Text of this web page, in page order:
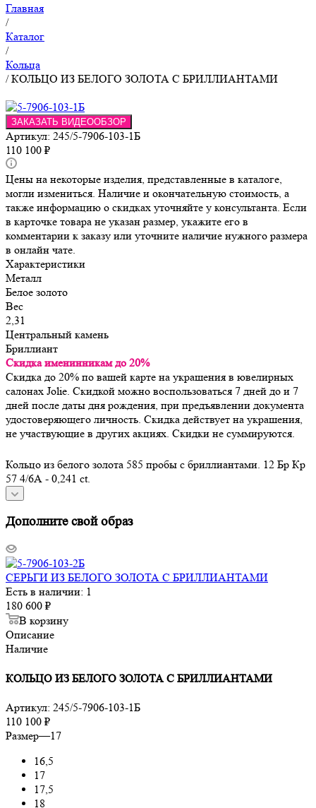
Главная
/
Каталог
/
Кольца
/КОЛЬЦО ИЗ БЕЛОГО ЗОЛОТА С БРИЛЛИАНТАМИ
ЗАКАЗАТЬ ВИДЕООБЗОР
Артикул: 245/5-7906-103-1Б
110 100 ₽
Цены на некоторые изделия, представленные в каталоге,
могли измениться. Наличие и окончательную стоимость, а
также информацию о скидках уточняйте у консультанта. Если
в карточке товара не указан размер, укажите его в
комментарии к заказу или уточните наличие нужного размера
в онлайн чате.
Характеристики
Металл
Белое золото
Вес
2,31
Центральный камень
Бриллиант
Скидка именинникам до 20%
Скидка до 20% по вашей карте на украшения в ювелирных
салонах Jolie. Скидкой можно воспользоваться 7 дней до и 7
дней после даты дня рождения, при предъявлении документа
удостоверяющего личность. Скидка действует на украшения,
не участвующие в других акциях. Скидки не суммируются.
Кольцо из белого золота 585 пробы с бриллиантами. 12 Бр Кр
57 4/6А - 0,241 ct.
Дополните свой образ
СЕРЬГИ ИЗ БЕЛОГО ЗОЛОТА С БРИЛЛИАНТАМИ
Есть в наличии: 1
180 600 ₽
В корзину
Описание
Наличие
КОЛЬЦО ИЗ БЕЛОГО ЗОЛОТА С БРИЛЛИАНТАМИ
Артикул: 245/5-7906-103-1Б
110 100 ₽
Размер—17
16,5
17
17,5
18